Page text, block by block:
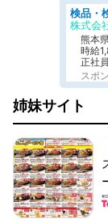
株式会
熊本
時給
正社
スポ
姉妹サイト